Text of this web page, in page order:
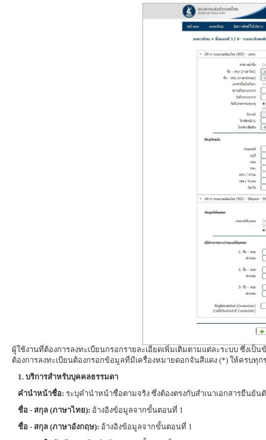
ผู้ใช้งานที่ต้องการลงทะเบียนกรอกรายละเอียดเพิ่มเติมตามแต่ละระบบ ซึ่งเ
ต้องการลงทะเบียนต้องกรอกข้อมูลที่มีเครื่องหมายดอกจันสีแดง (*) ให้ครบทุก
1. บริการสำหรับบุคคลธรรมดา
คำนำหน้าชื่อ: ระบุคำนำหน้าชื่อตามจริง ซึ่งต้องตรงกับสำเนาเอกสารยืนยัน
ชื่อ - สกุล (ภาษาไทย): อ้างอิงข้อมูลจากขั้นตอนที่ 1
ชื่อ - สกุล (ภาษาอังกฤษ): อ้างอิงข้อมูลจากขั้นตอนที่ 1